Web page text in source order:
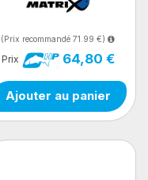
(Prix recommandé 71.99 €)
Prix 64,80 €
Ajouter au panier